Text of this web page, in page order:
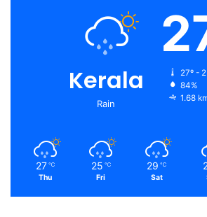
Kerala
Rain
27º -
84%
1.68
27 ℃
Thu
25 ℃
Fri
29 ℃
Sat